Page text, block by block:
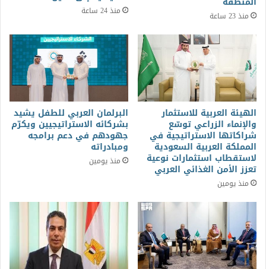
منذ 23 ساعة منذ 24 ساعة
الهيئة العربية للاستثمار
والإنماء الزراعي توسّع
شراكاتها الاستراتيجية في
المملكة العربية السعودية
لاستقطاب استثمارات نوعية
تعزز الأمن الغذائي العربي
منذ يومين
البرلمان العربي للطفل يشيد
بشركائه الاستراتيجيين ويكرّم
جهودهم في دعم برامجه
ومبادراته
منذ يومين